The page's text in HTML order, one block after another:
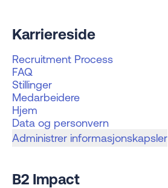
Karriereside
Recruitment Process
FAQ
Stillinger
Medarbeidere
Hjem
Data og personvern
Administrer informasjonskapsler
B2 Impact